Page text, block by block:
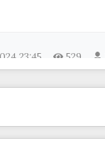
23:45 529